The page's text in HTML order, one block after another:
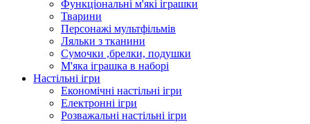
Функціональні м'які іграшки
Тварини
Персонажі мультфільмів
Ляльки з тканини
Сумочки ,брелки, подушки
М'яка іграшка в наборі
Настільні ігри
Економічні настільні ігри
Електронні ігри
Розважальні настільні ігри